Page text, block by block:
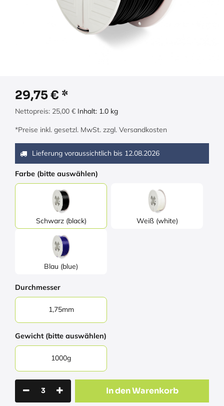
29,75€
Nettopreis: 25,00 € Inhalt: 1.0 kg
*Preise inkl. gesetzl. MwSt. zzgl. Versandkosten
Lieferung voraussichtlich bis 12.08.2026
Farbe (bitte auswählen)
Schwarz (black) Weiß (white)
Blau (blue)
Durchmesser
1,75mm
Gewicht (bitte auswählen)
1000g
In den Warenkorb